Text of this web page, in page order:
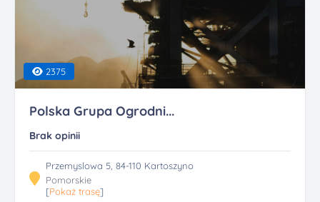
2375
Polska Grupa Ogrodni...
Brak opinii
Przemyslowa 5, 84-110 Kartoszyno
Pomorskie
[Pokaż trasę]